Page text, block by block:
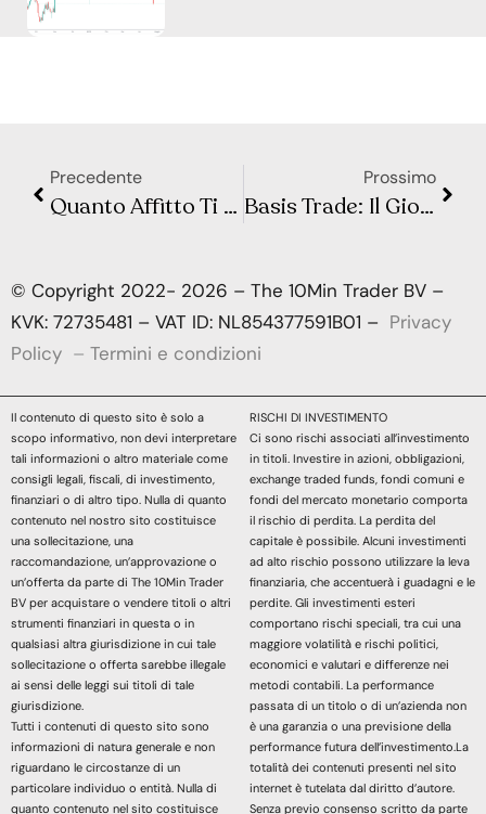
Precedente
Quanto Affitto Ti Puoi Davvero Permettere in Italia nel 2025
Prossimo
Basis Trade: Il Gioco a Rischio che Muove i Bond e Può Sconvolgere i Mercati
© Copyright 2022- 2026 – The 10Min Trader BV –
KVK: 72735481 – VAT ID: NL854377591B01 – Privacy
Policy – Termini e condizioni
Il contenuto di questo sito è solo a
scopo informativo, non devi interpretare
tali informazioni o altro materiale come
consigli legali, fiscali, di investimento,
finanziari o di altro tipo. Nulla di quanto
contenuto nel nostro sito costituisce
una sollecitazione, una
raccomandazione, un’approvazione o
un’offerta da parte di The 10Min Trader
BV per acquistare o vendere titoli o altri
strumenti finanziari in questa o in
qualsiasi altra giurisdizione in cui tale
sollecitazione o offerta sarebbe illegale
ai sensi delle leggi sui titoli di tale
giurisdizione.
Tutti i contenuti di questo sito sono
informazioni di natura generale e non
riguardano le circostanze di un
particolare individuo o entità. Nulla di
quanto contenuto nel sito costituisce
RISCHI DI INVESTIMENTO
Ci sono rischi associati all’investimento
in titoli. Investire in azioni, obbligazioni,
exchange traded funds, fondi comuni e
fondi del mercato monetario comporta
il rischio di perdita. La perdita del
capitale è possibile. Alcuni investimenti
ad alto rischio possono utilizzare la leva
finanziaria, che accentuerà i guadagni e le
perdite. Gli investimenti esteri
comportano rischi speciali, tra cui una
maggiore volatilità e rischi politici,
economici e valutari e differenze nei
metodi contabili. La performance
passata di un titolo o di un’azienda non
è una garanzia o una previsione della
performance futura dell’investimento.La
totalità dei contenuti presenti nel sito
internet è tutelata dal diritto d’autore.
Senza previo consenso scritto da parte